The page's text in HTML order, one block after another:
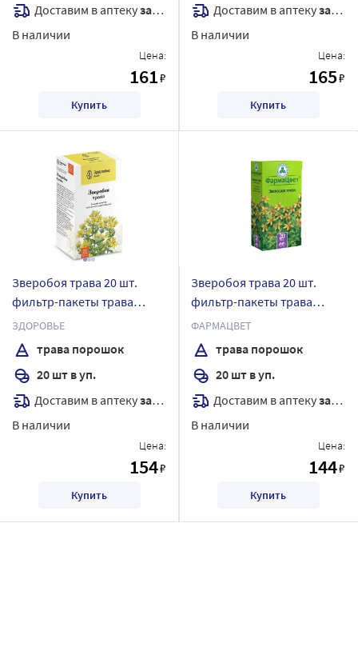
Доставим в аптекузавтра
В наличии
Цена:
161₽
Купить
Доставим в аптекузавтра
В наличии
Цена:
165₽
Купить
Зверобоя трава 20 шт.
фильтр-пакеты трава
порошок 1,5 гр
ЗДОРОВЬЕ
трава порошок
20 шт в уп.
Доставим в аптекузавтра
В наличии
Цена:
154₽
Купить
Зверобоя трава 20 шт.
фильтр-пакеты трава
порошок 1,5 гр
ФАРМАЦВЕТ
трава порошок
20 шт в уп.
Доставим в аптекузавтра
В наличии
Цена:
144₽
Купить